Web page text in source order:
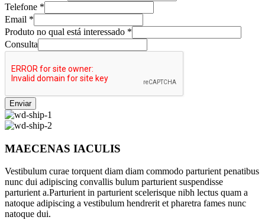
Telefone *
Email *
Produto no qual está interessado *
Consulta
Enviar
MAECENAS IACULIS
Vestibulum curae torquent diam diam commodo parturient penatibus
nunc dui adipiscing convallis bulum parturient suspendisse
parturient a.Parturient in parturient scelerisque nibh lectus quam a
natoque adipiscing a vestibulum hendrerit et pharetra fames nunc
natoque dui.